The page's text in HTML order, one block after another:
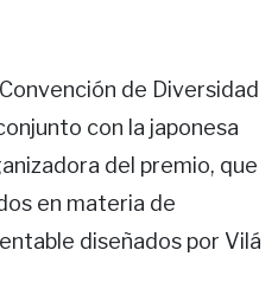
de Diversidad
con la japonesa
del premio, que
en materia de
diseñados por Vilá